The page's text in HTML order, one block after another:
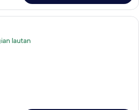
Grand Suite, Balcony | Ruang tamu
lautan